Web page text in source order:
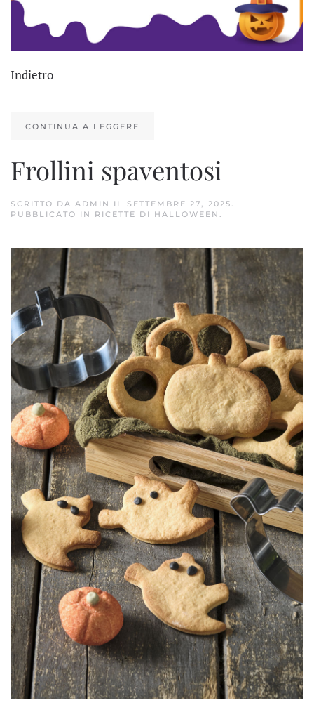
Indietro
CONTINUA A LEGGERE
Frollini spaventosi
SCRITTO DA ADMIN IL SETTEMBRE 27, 2025.
PUBBLICATO IN RICETTE DI HALLOWEEN .